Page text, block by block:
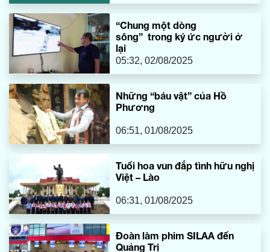
“Chung một dòng
sông” trong ký ức người ở
lại
05:32, 02/08/2025
Những “báu vật” của Hồ
Phương
06:51, 01/08/2025
Tuổi hoa vun đắp tình hữu nghị
Việt – Lào
06:31, 01/08/2025
Đoàn làm phim SILAA đến
Quảng Trị